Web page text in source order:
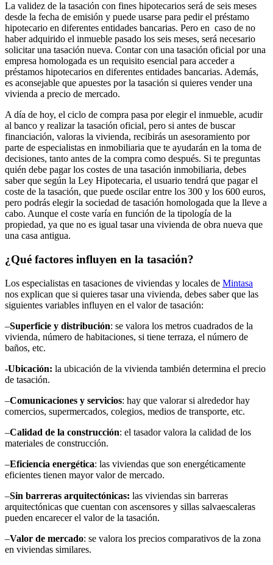
La validez de la tasación con fines hipotecarios será de seis meses
desde la fecha de emisión y puede usarse para pedir el préstamo
hipotecario en diferentes entidades bancarias. Pero en caso de no
haber adquirido el inmueble pasado los seis meses, será necesario
solicitar una tasación nueva. Contar con una tasación oficial por una
empresa homologada es un requisito esencial para acceder a
préstamos hipotecarios en diferentes entidades bancarias. Además,
es aconsejable que apuestes por la tasación si quieres vender una
vivienda a precio de mercado.
A día de hoy, el ciclo de compra pasa por elegir el inmueble, acudir
al banco y realizar la tasación oficial, pero si antes de buscar
financiación, valoras la vivienda, recibirás un asesoramiento por
parte de especialistas en inmobiliaria que te ayudarán en la toma de
decisiones, tanto antes de la compra como después. Si te preguntas
quién debe pagar los costes de una tasación inmobiliaria, debes
saber que según la Ley Hipotecaria, el usuario tendrá que pagar el
coste de la tasación, que puede oscilar entre los 300 y los 600 euros,
pero podrás elegir la sociedad de tasación homologada que la lleve a
cabo. Aunque el coste varía en función de la tipología de la
propiedad, ya que no es igual tasar una vivienda de obra nueva que
una casa antigua.
¿Qué factores influyen en la tasación?
Los especialistas en tasaciones de viviendas y locales de Mintasa
nos explican que si quieres tasar una vivienda, debes saber que las
siguientes variables influyen en el valor de tasación:
–Superficie y distribución: se valora los metros cuadrados de la
vivienda, número de habitaciones, si tiene terraza, el número de
baños, etc.
-Ubicación: la ubicación de la vivienda también determina el precio
de tasación.
–Comunicaciones y servicios: hay que valorar si alrededor hay
comercios, supermercados, colegios, medios de transporte, etc.
–Calidad de la construcción: el tasador valora la calidad de los
materiales de construcción.
–Eficiencia energética: las viviendas que son energéticamente
eficientes tienen mayor valor de mercado.
–Sin barreras arquitectónicas: las viviendas sin barreras
arquitectónicas que cuentan con ascensores y sillas salvaescaleras
pueden encarecer el valor de la tasación.
–Valor de mercado: se valora los precios comparativos de la zona
en viviendas similares.